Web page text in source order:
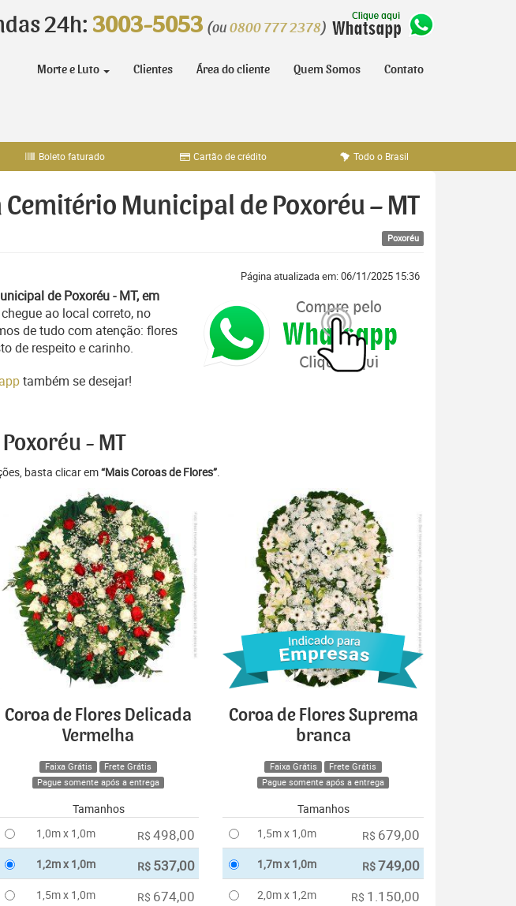
24h: 3003-5053 (ou 0800 777 2378)
Morte e Luto Clientes Área do cliente Quem Somos Contato
Boleto faturado Cartão de crédito Todo o Brasil
Municipal de Poxoréu – MT
Poxoréu
Página atualizada em: 06/11/2025 15:36
de Poxoréu - MT, em
ao local correto, no
de tudo com atenção: flores
de respeito e carinho.
também se desejar!
- MT
basta clicar em“Mais Coroas de Flores”.
Coroa de Flores Delicada
Vermelha
Faixa Grátis
Frete Grátis
Pague somente após a entrega
Tamanhos
1,0m x 1,0m
R$ 498,00
1,2m x 1,0m R$ 537,00
1,5m x 1,0m R$ 674,00
Coroa de Flores Suprema
branca
Faixa Grátis
Frete Grátis
Pague somente após a entrega
Tamanhos
1,5m x 1,0m
R$ 679,00
1,7m x 1,0m R$749,00
2,0m x 1,2m R$ 1.150,00